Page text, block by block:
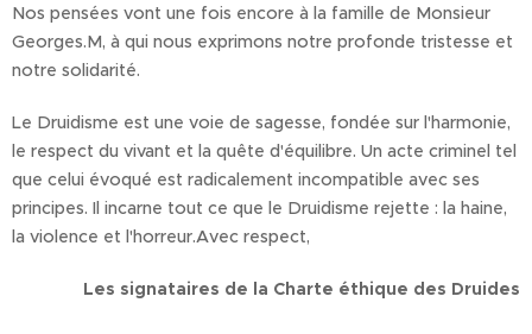
Nos pensées vont une fois encore à la famille de Monsieur
Georges.M, à qui nous exprimons notre profonde tristesse et
notre solidarité.
Le Druidisme est une voie de sagesse, fondée sur l'harmonie,
le respect du vivant et la quête d'équilibre. Un acte criminel tel
que celui évoqué est radicalement incompatible avec ses
principes. Il incarne tout ce que le Druidisme rejette : la haine,
la violence et l'horreur.Avec respect,
Les signataires de la Charte éthique des Druides